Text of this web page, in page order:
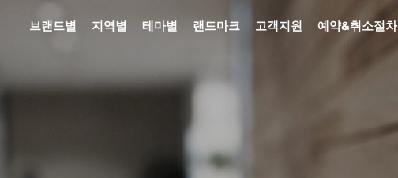
브랜드별 지역별 테마별 랜드마크 고객지원 예약&취소절차